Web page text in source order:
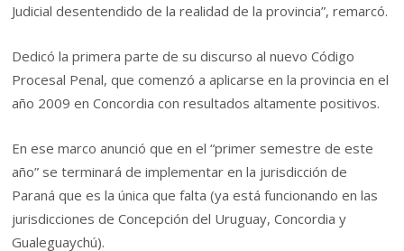
Judicial desentendido de la realidad de la provincia”, remarcó.
Dedicó la primera parte de su discurso al nuevo Código
Procesal Penal, que comenzó a aplicarse en la provincia en el
año 2009 en Concordia con resultados altamente positivos.
En ese marco anunció que en el “primer semestre de este
año” se terminará de implementar en la jurisdicción de
Paraná que es la única que falta (ya está funcionando en las
jurisdicciones de Concepción del Uruguay, Concordia y
Gualeguaychú).